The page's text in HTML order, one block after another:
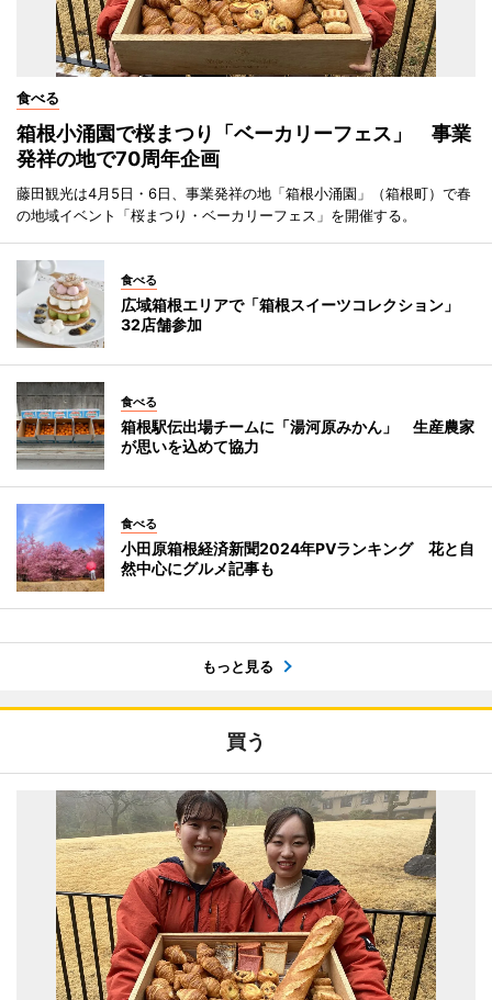
食べる
箱根小涌園で桜まつり「ベーカリーフェス」 事業
発祥の地で70周年企画
藤田観光は4月5日・6日、事業発祥の地「箱根小涌園」（箱根町）で春
の地域イベント「桜まつり・ベーカリーフェス」を開催する。
食べる
広域箱根エリアで「箱根スイーツコレクション」
32店舗参加
食べる
箱根駅伝出場チームに「湯河原みかん」 生産農家
が思いを込めて協力
食べる
小田原箱根経済新聞2024年PVランキング 花と自
然中心にグルメ記事も
もっと見る
買う